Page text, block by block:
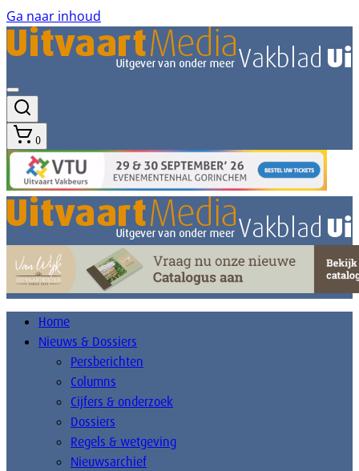
Ga naar inhoud
0
Home
Nieuws & Dossiers
Persberichten
Columns
Cijfers & onderzoek
Dossiers
Regels & wetgeving
Nieuwsarchief